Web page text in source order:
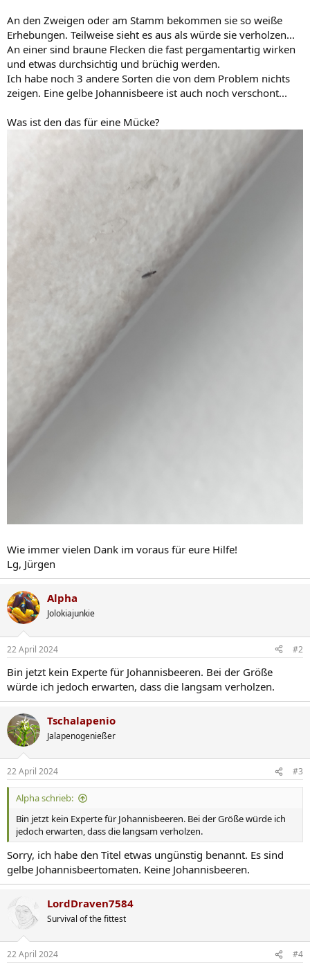
An den Zweigen oder am Stamm bekommen sie so weiße
Erhebungen. Teilweise sieht es aus als würde sie verholzen...
An einer sind braune Flecken die fast pergamentartig wirken
und etwas durchsichtig und brüchig werden.
Ich habe noch 3 andere Sorten die von dem Problem nichts
zeigen. Eine gelbe Johannisbeere ist auch noch verschont...
Was ist den das für eine Mücke?
Wie immer vielen Dank im voraus für eure Hilfe!
Lg, Jürgen
Alpha
Jolokiajunkie
22 April 2024 #2
Bin jetzt kein Experte für Johannisbeeren. Bei der Größe
würde ich jedoch erwarten, dass die langsam verholzen.
Tschalapenio
Jalapenogenießer
22 April 2024 #3
Alpha schrieb:
Bin jetzt kein Experte für Johannisbeeren. Bei der Größe würde ich
jedoch erwarten, dass die langsam verholzen.
Sorry, ich habe den Titel etwas ungünstig benannt. Es sind
gelbe Johannisbeertomaten. Keine Johannisbeeren.
LordDraven7584
Survival of the fittest
22 April 2024 #4